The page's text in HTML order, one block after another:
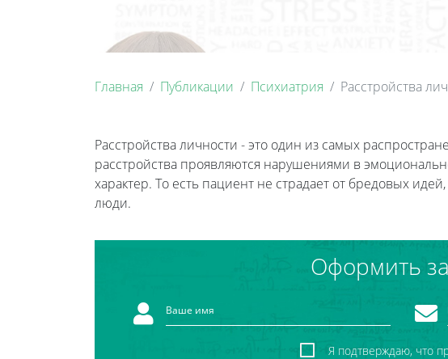
Главная Публикации Психиатрия Расстройства
Расстройства личности - это один из самых
расстройства проявляются нарушениями в
характер. То есть пациент не страдает от бредовых
люди.
Оформить
Я подтверждаю, что